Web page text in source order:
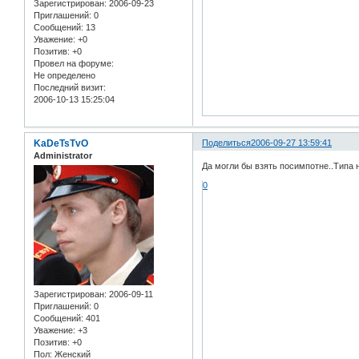
Зарегистрирован: 2006-09-23
Приглашений: 0
Сообщений: 13
Уважение: +0
Позитив: +0
Провел на форуме:
Не определено
Последний визит:
2006-10-13 15:25:04
Поделиться2006-09-27 13:59:41
KaDeTsTvO
Administrator
Зарегистрирован: 2006-09-11
Приглашений: 0
Сообщений: 401
Уважение: +3
Позитив: +0
Пол: Женский
Да могли бы взять посимпотне..Типа
0